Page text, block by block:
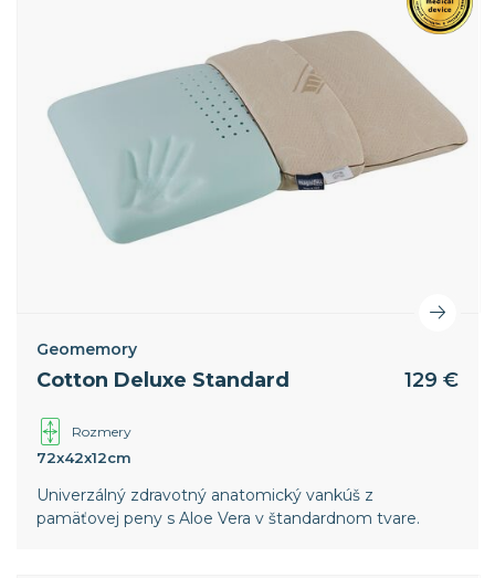
Geomemory
Cotton Deluxe Standard 129 €
Rozmery
72x42x12cm
Univerzálný zdravotný anatomický vankúš z
pamäťovej peny s Aloe Vera v štandardnom tvare.